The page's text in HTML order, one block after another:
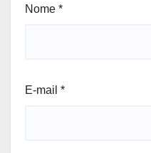
Nome *
E-mail *